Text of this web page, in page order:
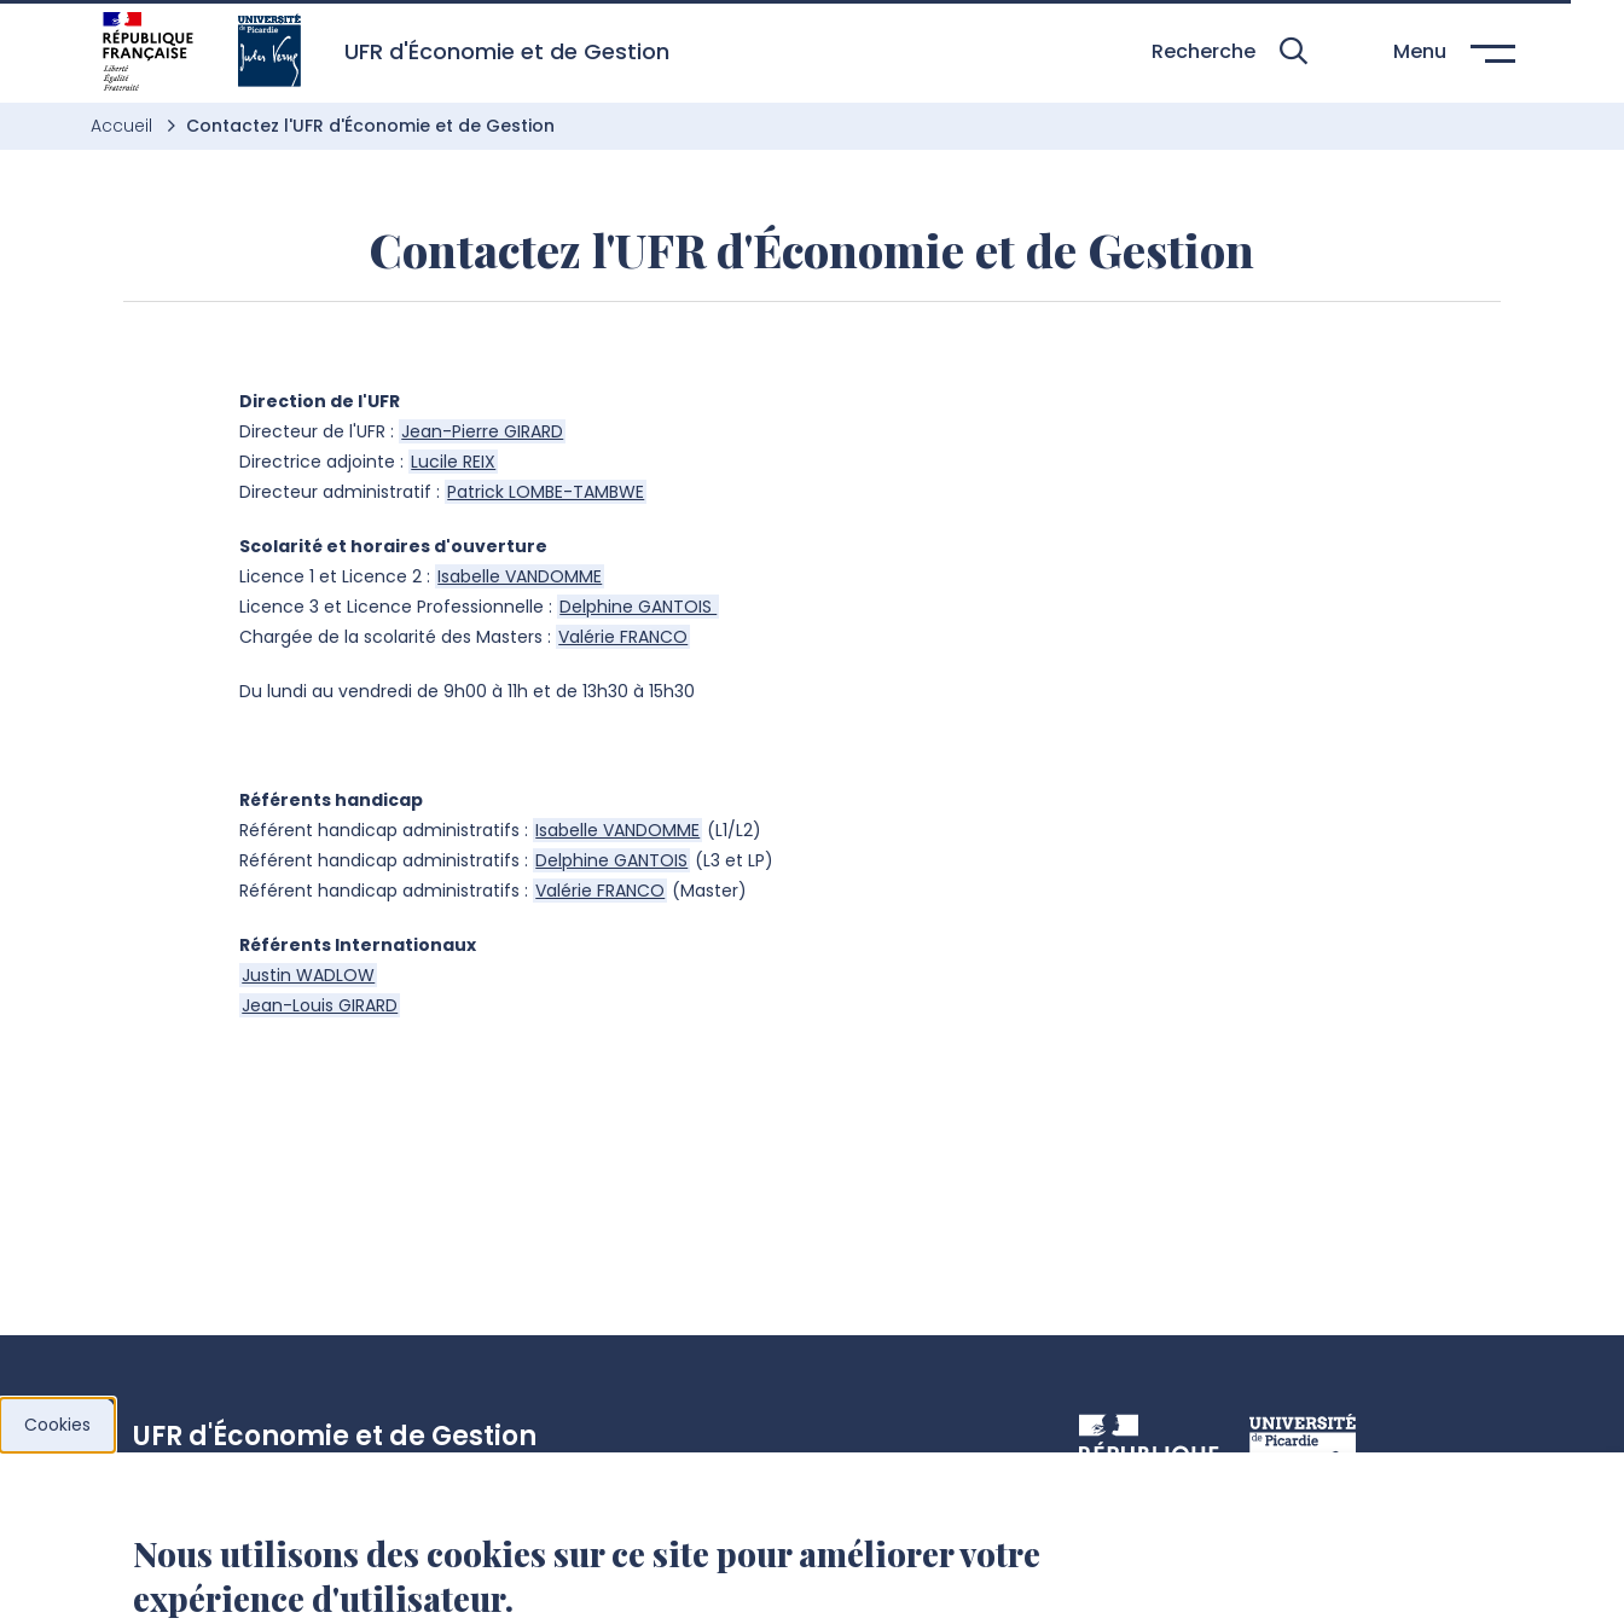
Aller à l’entête de page
Aller au menu principale
Aller au contenu principal
Aller à la recherche
Passer aux cookies
Aller au pied de page
UFR d'Économie et de Gestion Recherche Menu
Accueil Contactez l'UFR d'Économie et de Gestion
Contactez l'UFR d'Économie et de Gestion
Direction de l'UFR
Directeur de l'UFR : Jean-Pierre GIRARD
Directrice adjointe : Lucile REIX
Directeur administratif : Patrick LOMBE-TAMBWE
Scolarité et horaires d'ouverture
Licence 1 et Licence 2 : Isabelle VANDOMME
Licence 3 et Licence Professionnelle : Delphine GANTOIS
Chargée de la scolarité des Masters : Valérie FRANCO
Du lundi au vendredi de 9h00 à 11h et de 13h30 à 15h30
Référents handicap
Référent handicap administratifs : Isabelle VANDOMME (L1/L2)
Référent handicap administratifs : Delphine GANTOIS (L3 et LP)
Référent handicap administratifs : Valérie FRANCO (Master)
Référents Internationaux
Justin WADLOW
Jean-Louis GIRARD
UFR d'Économie et de Gestion
10, placette Lafleur, 80027 AMIENS Cedex
1
BP 2716
Cookies
Nous utilisons des cookies sur ce site pour améliorer votre
expérience d'utilisateur.